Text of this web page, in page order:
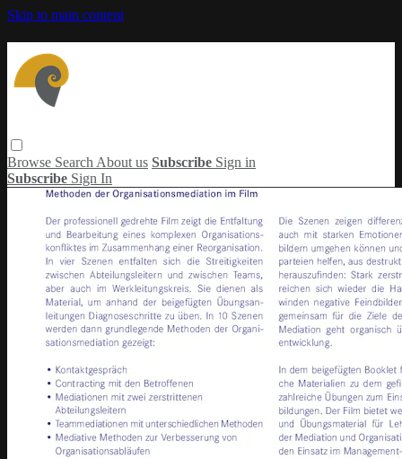
Skip to main content
Browse Search About us Subscribe Sign in
Subscribe Sign In